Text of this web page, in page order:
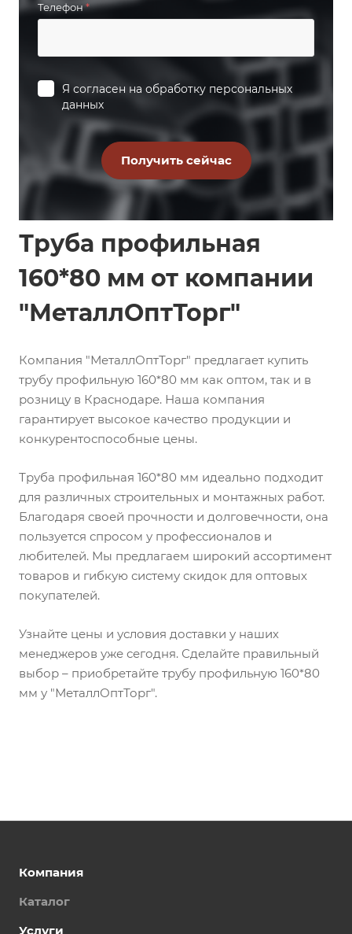
Телефон*
Я согласен на обработку персональных
данных
Труба профильная
160*80 мм от компании
"МеталлОптТорг"
Компания "МеталлОптТорг" предлагает купить
трубу профильную 160*80 мм как оптом, так и в
розницу в Краснодаре. Наша компания
гарантирует высокое качество продукции и
конкурентоспособные цены.
Труба профильная 160*80 мм идеально подходит
для различных строительных и монтажных работ.
Благодаря своей прочности и долговечности, она
пользуется спросом у профессионалов и
любителей. Мы предлагаем широкий ассортимент
товаров и гибкую систему скидок для оптовых
покупателей.
Узнайте цены и условия доставки у наших
менеджеров уже сегодня. Сделайте правильный
выбор – приобретайте трубу профильную 160*80
мм у "МеталлОптТорг".
Компания
Каталог
Услуги